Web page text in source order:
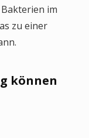
im
zu einer
können